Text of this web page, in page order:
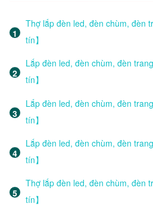
Thợ lắp đèn led, đèn chùm, đèn
tín】
Lắp đèn led, đèn chùm, đèn
tín】
Lắp đèn led, đèn chùm, đèn
tín】
Lắp đèn led, đèn chùm, đèn
tín】
Thợ lắp đèn led, đèn chùm, đèn
tín】